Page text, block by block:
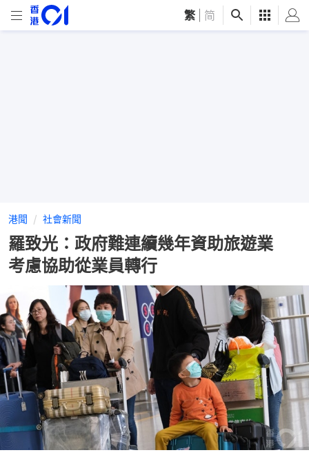
繁 简
港聞 社會新聞
羅致光：政府難連續幾年資助旅遊業
考慮協助從業員轉行